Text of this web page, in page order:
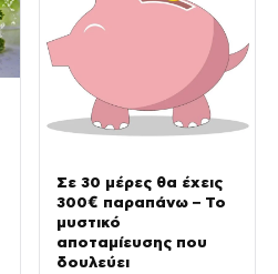
Σε 30 μέρες θα έχεις
300€ παραπάνω – Το
μυστικό
αποταμίευσης που
δουλεύει